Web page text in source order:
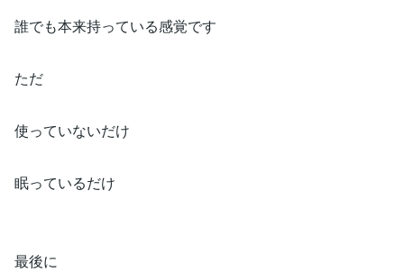
誰でも本来持っている感覚です
ただ
使っていないだけ
眠っているだけ
最後に